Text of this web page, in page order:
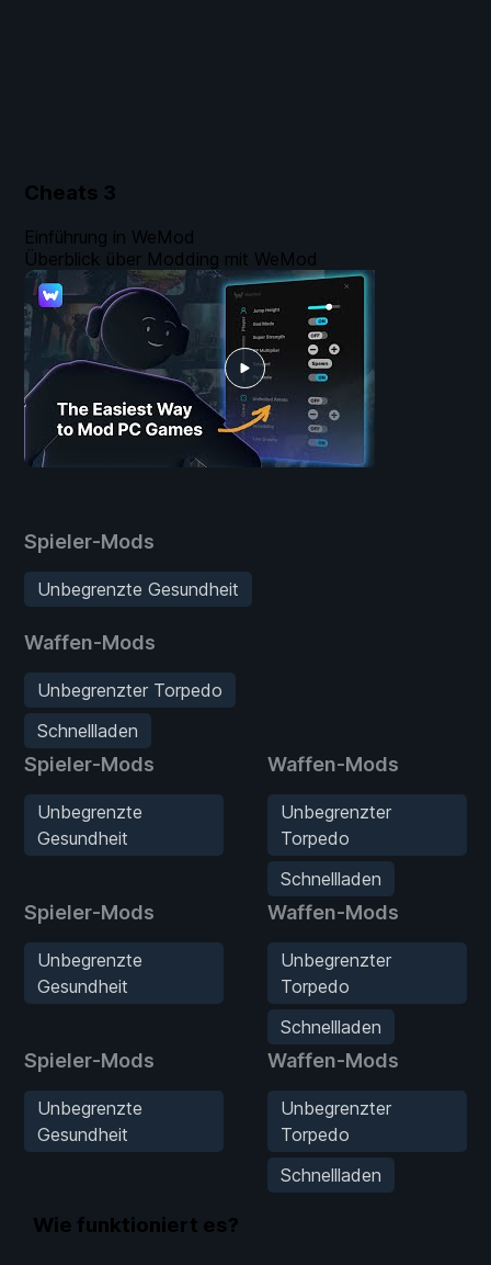
Cheats 3
Spieler-Mods
Unbegrenzte Gesundheit
Waffen-Mods
Unbegrenzter Torpedo
Schnellladen
Spieler-Mods
Unbegrenzte
Gesundheit
Waffen-Mods
Unbegrenzter
Torpedo
Schnellladen
Spieler-Mods
Unbegrenzte
Gesundheit
Waffen-Mods
Unbegrenzter
Torpedo
Schnellladen
Spieler-Mods
Unbegrenzte
Gesundheit
Waffen-Mods
Unbegrenzter
Torpedo
Schnellladen
Einführung in WeMod
Überblick über Modding mit WeMod
Wie funktioniert es?